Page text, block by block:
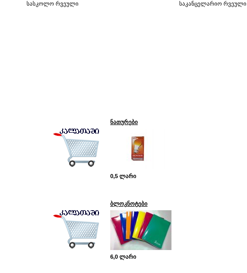
სასკოლო რვეული
საკანცელარიო რვეული
ნათურები
0,5 ლარი
ბლოკნოტები
6,0 ლარი